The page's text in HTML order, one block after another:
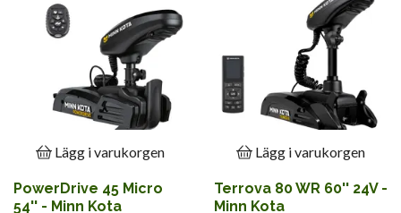
Lägg i varukorgen
PowerDrive 45 Micro
54'' - Minn Kota
Lägg i varukorgen
Terrova 80 WR 60'' 24V -
Minn Kota